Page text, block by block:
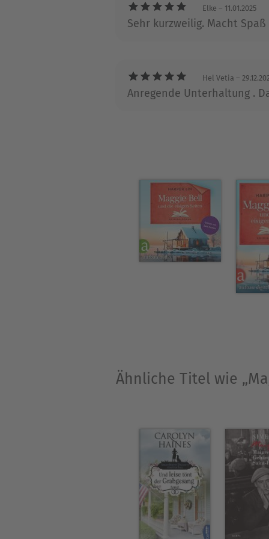
Über Harper Lin
Harper Lin ist USA Today-
Elke – 11.01.2025
Sehr kurzweilig. Macht
Hel Vetia –
Anregende Unterhaltung .
Ähnliche Titel wie